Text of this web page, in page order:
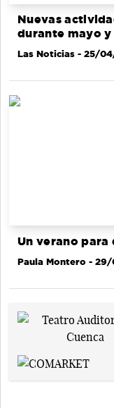
Nuevas
durante mayo y
Las Noticias - 25/
Un verano para
Paula Montero - 29/